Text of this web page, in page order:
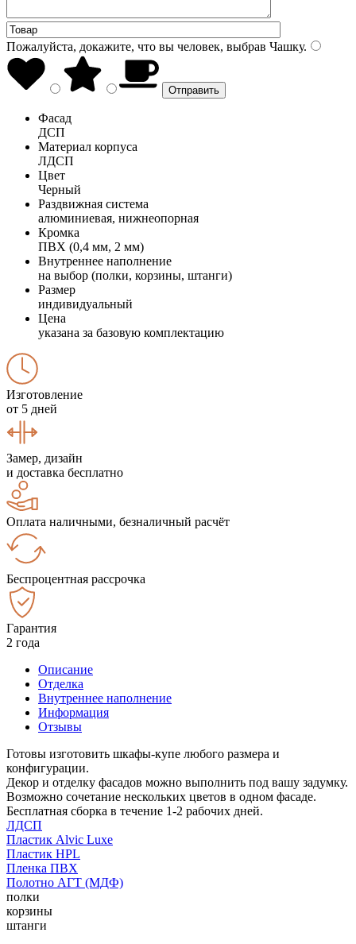
Пожалуйста, докажите, что вы человек, выбрав Чашку.
Фасад
ДСП
Материал корпуса
ЛДСП
Цвет
Черный
Раздвижная система
алюминиевая, нижнеопорная
Кромка
ПВХ (0,4 мм, 2 мм)
Внутреннее наполнение
на выбор (полки, корзины, штанги)
Размер
индивидуальный
Цена
указана за базовую комплектацию
Изготовление
от 5 дней
Замер, дизайн
и доставка бесплатно
Оплата наличными, безналичный расчёт
Беспроцентная рассрочка
Гарантия
2 года
Описание
Отделка
Внутреннее наполнение
Информация
Отзывы
Готовы изготовить шкафы-купе любого размера и
конфигурации.
Декор и отделку фасадов можно выполнить под вашу задумку.
Возможно сочетание нескольких цветов в одном фасаде.
Бесплатная сборка в течение 1-2 рабочих дней.
ЛДСП
Пластик Alvic Luxe
Пластик HPL
Пленка ПВХ
Полотно АГТ (МДФ)
полки
корзины
штанги